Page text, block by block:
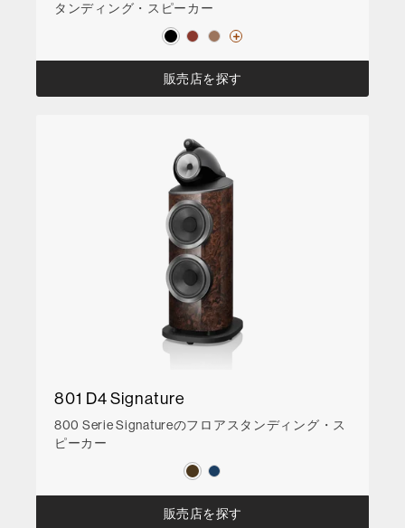
タンディング・スピーカー
販売店を探す
801 D4 Signature
800 Serie Signatureのフロアスタンディング・ス
ピーカー
販売店を探す